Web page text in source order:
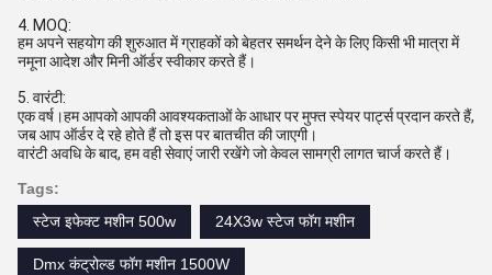
4. MOQ:
हम अपने सहयोग की शुरुआत में ग्राहकों को बेहतर समर्थन देने के लिए किसी भी मात्रा में
नमूना आदेश और मिनी ऑर्डर स्वीकार करते हैं।
5. वारंटी:
एक वर्ष।हम आपको आपकी आवश्यकताओं के आधार पर मुफ्त स्पेयर पार्ट्स प्रदान करते हैं,
जब आप ऑर्डर दे रहे होते हैं तो इस पर बातचीत की जाएगी।
वारंटी अवधि के बाद, हम वही सेवाएं जारी रखेंगे जो केवल सामग्री लागत चार्ज करते हैं।
Tags:
स्टेज इफेक्ट मशीन 500w
24X3w स्टेज फॉग मशीन
Dmx कंट्रोल्ड फॉग मशीन 1500W